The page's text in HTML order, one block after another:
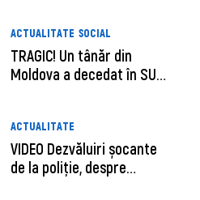
ACTUALITATE SOCIAL
TRAGIC! Un tânăr din
Moldova a decedat în SUA,
ACTUALITATE
VIDEO Dezvăluiri șocante
de la poliție, despre